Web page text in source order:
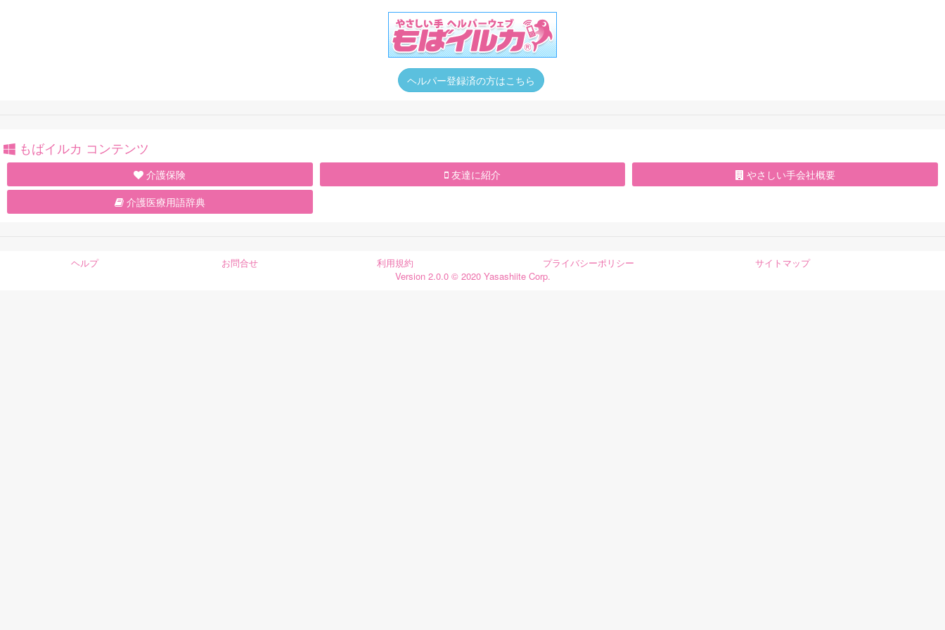
ヘルパー登録済の方はこちら
もばイルカ コンテンツ
介護保険 友達に紹介
やさしい手会社概要
介護医療用語辞典
ヘルプ お問合せ 利用規約 プライバシーポリシー
サイトマップ
Version 2.0.0 © 2020 Yasashiite Corp.